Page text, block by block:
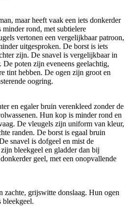
maar heeft vaak een iets donkerder
rond, met subtielere
vertonen een vergelijkbaar patroon,
uitgesproken. De borst is iets
zijn. De snavel is vergelijkbaar in
De poten zijn eveneens geelachtig,
tint hebben. De ogen zijn groot en
oogring.
en egaler bruin verenkleed zonder de
Hun kop is minder rond en
De vleugels zijn uniform van kleur,
randen. De borst is egaal bruin
snavel is dofgeel en mist de
bleekgeel en gladder dan bij
geel, met een onopvallende
zachte, grijswitte donslaag. Hun ogen
bleekgeel.